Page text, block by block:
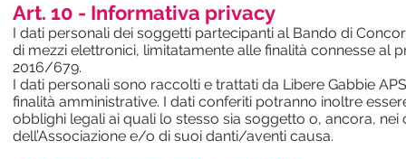
Art. 10 - Informativa privacy
I dati personali dei soggetti partecipanti al Bando di
di mezzi elettronici, limitatamente alle finalità connesse al
2016/679.
I dati personali sono raccolti e trattati da Libere Gabbie
finalità amministrative. I dati conferiti potranno inoltre
obblighi legali ai quali lo stesso sia soggetto o, ancora,
dell’Associazione e/o di suoi danti/aventi causa.